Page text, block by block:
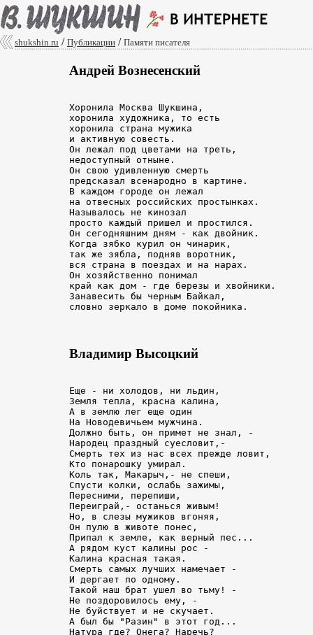
shukshin.ru / Публикации / Памяти писателя
Андрей Вознесенский
Хоронила Москва Шукшина,
хоронила художника, то есть
хоронила страна мужика
и активную совесть.
Он лежал под цветами на треть,
недоступный отныне.
Он свою удивленную смерть
предсказал всенародно в картине.
В каждом городе он лежал
на отвесных российских простынках.
Называлось не кинозал
просто каждый пришел и простился.
Он сегодняшним дням - как двойник.
Когда зябко курил он чинарик,
так же зябла, подняв воротник,
вся страна в поездах и на нарах.
Он хозяйственно понимал
край как дом - где березы и хвойники.
Занавесить бы черным Байкал,
Владимир Высоцкий
Еще - ни холодов, ни льдин,
Земля тепла, красна калина,
А в землю лег еще один
На Новодевичьем мужчина.
Должно быть, он примет не знал, -
Народец праздный суесловит,-
Смерть тех из нас всех прежде ловит,
Кто понарошку умирал.
Коль так, Макарыч,- не спеши,
Спусти колки, ослабь зажимы,
Пересними, перепиши,
Переиграй,- останься живым!
Но, в слезы мужиков вгоняя,
Он пулю в животе понес,
Припал к земле, как верный пес...
А рядом куст калины рос -
Калина красная такая.
Смерть самых лучших намечает -
И дергает по одному.
Такой наш брат ушел во тьму! -
Не поздоровилось ему, -
Не буйствует и не скучает.
А был бы "Разин" в этот год...
Натура где? Онега? Наречь?